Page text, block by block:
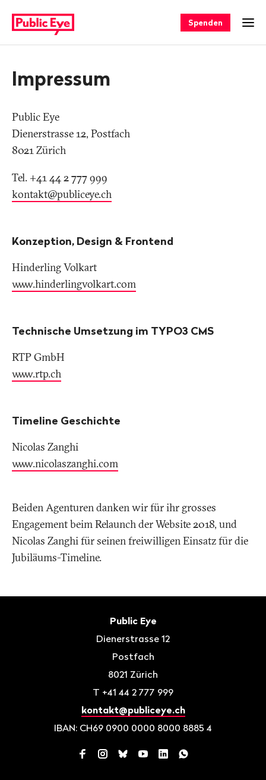
auf
publiceye.ch
Spenden
Impressum
Public Eye
Dienerstrasse 12, Postfach
8021 Zürich
Tel. +41 44 2 777 999
kontakt@publiceye.ch
Konzeption, Design & Frontend
Hinderling Volkart
www.hinderlingvolkart.com
Technische Umsetzung im TYPO3 CMS
RTP GmbH
www.rtp.ch
Timeline Geschichte
Nicolas Zanghi
www.nicolaszanghi.com
Beiden Agenturen danken wir für ihr grosses
Engagement beim Relaunch der Website 2018, und
Nicolas Zanghi für seinen freiwilligen Einsatz für die
Jubiläums-Timeline.
Public Eye
Dienerstrasse 12
Postfach
8021 Zürich
T +41 44 2 777 999
kontakt@publiceye.ch
IBAN: CH69 0900 0000 8000 8885 4
Facebook
Instagram
BlueskyYouTube
LinkedInWhatsApp